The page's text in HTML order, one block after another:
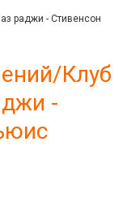
раджи - Стивенсон
Клуб
-